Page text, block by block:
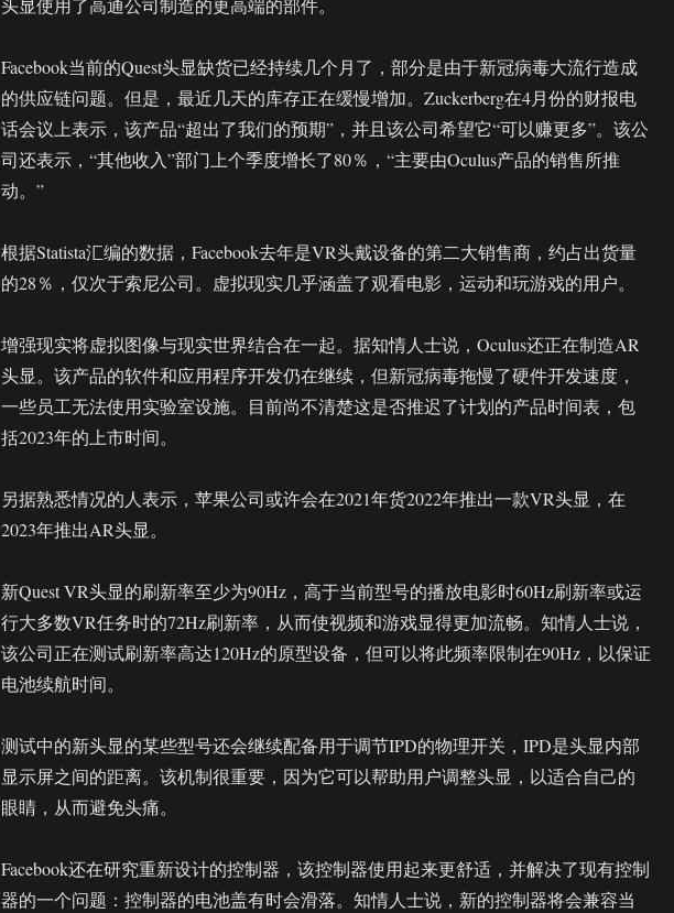
头显使用了高通公司制造的更高端的部件。
Facebook当前的Quest头显缺货已经持续几个月了，部分是由于新冠病毒大流行造成
的供应链问题。但是，最近几天的库存正在缓慢增加。Zuckerberg在4月份的财报电
话会议上表示，该产品“超出了我们的预期”，并且该公司希望它“可以赚更多”。该公
司还表示，“其他收入”部门上个季度增长了80％，“主要由Oculus产品的销售所推
动。”
根据Statista汇编的数据，Facebook去年是VR头戴设备的第二大销售商，约占出货量
的28％，仅次于索尼公司。虚拟现实几乎涵盖了观看电影，运动和玩游戏的用户。
增强现实将虚拟图像与现实世界结合在一起。据知情人士说，Oculus还正在制造AR
头显。该产品的软件和应用程序开发仍在继续，但新冠病毒拖慢了硬件开发速度，
一些员工无法使用实验室设施。目前尚不清楚这是否推迟了计划的产品时间表，包
括2023年的上市时间。
另据熟悉情况的人表示，苹果公司或许会在2021年货2022年推出一款VR头显，在
2023年推出AR头显。
新Quest VR头显的刷新率至少为90Hz，高于当前型号的播放电影时60Hz刷新率或运
行大多数VR任务时的72Hz刷新率，从而使视频和游戏显得更加流畅。知情人士说，
该公司正在测试刷新率高达120Hz的原型设备，但可以将此频率限制在90Hz，以保证
电池续航时间。
测试中的新头显的某些型号还会继续配备用于调节IPD的物理开关，IPD是头显内部
显示屏之间的距离。该机制很重要，因为它可以帮助用户调整头显，以适合自己的
眼睛，从而避免头痛。
Facebook还在研究重新设计的控制器，该控制器使用起来更舒适，并解决了现有控制
器的一个问题：控制器的电池盖有时会滑落。知情人士说，新的控制器将会兼容当